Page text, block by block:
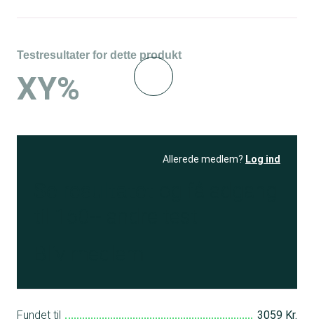
Testresultater for dette produkt
XY%
Allerede medlem? Log ind
Fundet til 3059 Kr.